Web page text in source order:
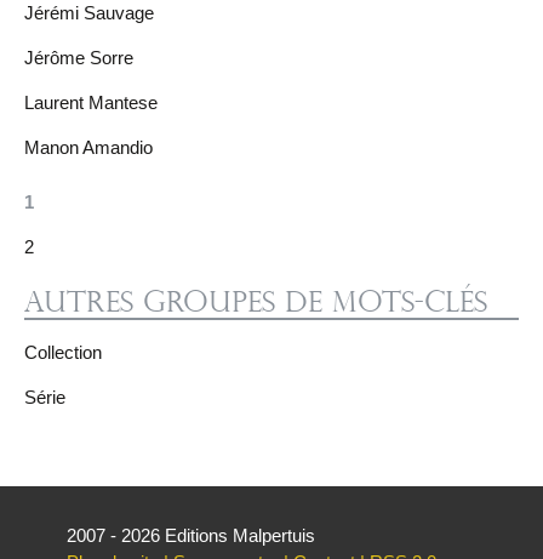
Jérémi Sauvage
Jérôme Sorre
Laurent Mantese
Manon Amandio
1
2
Autres groupes de mots-clés
Collection
Série
2007 - 2026 Editions Malpertuis